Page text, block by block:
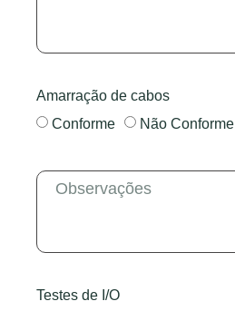
Amarração de cabos
Conforme
Não Conforme
Testes de I/O